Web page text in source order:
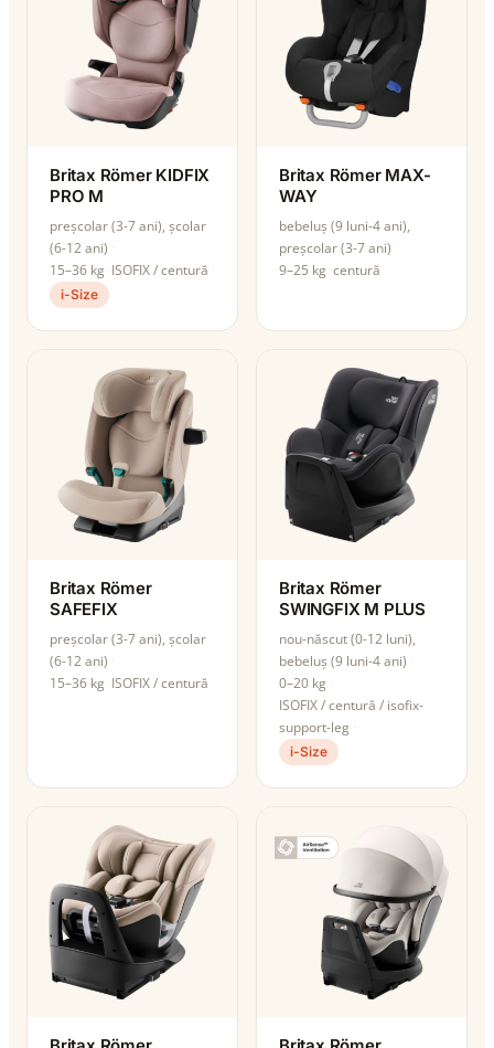
Britax Römer KIDFIX
PRO M
preșcolar (3-7 ani), școlar
(6-12 ani)
15–36 kg ISOFIX / centură
i-Size
Britax Römer MAX-
WAY
bebeluș (9 luni-4 ani),
preșcolar (3-7 ani)
9–25 kg centură
Britax Römer
SAFEFIX
preșcolar (3-7 ani), școlar
(6-12 ani)
15–36 kg ISOFIX / centură
Britax Römer
SWINGFIX M PLUS
nou-născut (0-12 luni),
bebeluș (9 luni-4 ani)
0–20 kg
ISOFIX / centură / isofix-
support-leg
i-Size